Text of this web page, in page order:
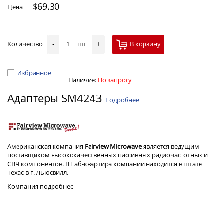
Цена
$69.30
Количество - шт + В корзину
Избранное
Наличие: По запросу
Адаптеры SM4243 Подробнее
Американская компания Fairview Microwaveявляется ведущим
поставщиком высококачественных пассивных радиочастотных и
СВЧ компонентов. Штаб-квартира компании находится в штате
Техас в г. Льюсвилл.
Компания подробнее